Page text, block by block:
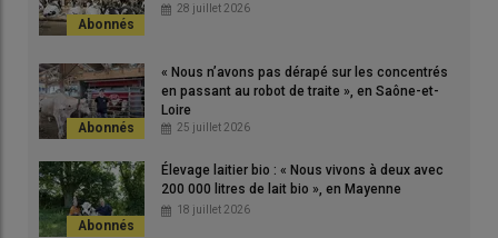
28 juillet 2026
« Nous n’avons pas dérapé sur les concentrés
en passant au robot de traite », en Saône-et-
Loire
25 juillet 2026
Élevage laitier bio : « Nous vivons à deux avec
200 000 litres de lait bio », en Mayenne
18 juillet 2026